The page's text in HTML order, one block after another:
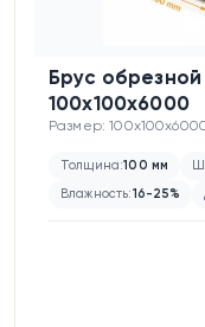
Брус
100х100х6000
Размер:
Толщина:100 мм
Влажность:16-25%